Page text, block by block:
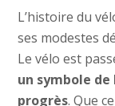
L’histoire du
ses modestes
Le vélo est
un symbole
progrès. Que